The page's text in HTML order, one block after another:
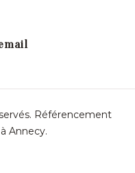
Référencement
Annecy.